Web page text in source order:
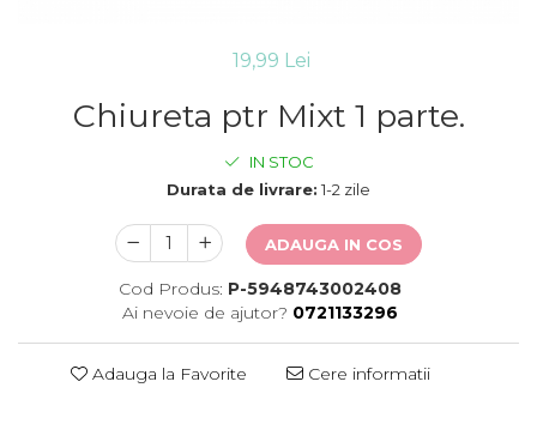
19,99 Lei
Chiureta ptr Mixt 1 parte.
IN STOC
Durata de livrare: 1-2 zile
ADAUGA IN COS
Cod Produs: P-5948743002408
Ai nevoie de ajutor? 0721133296
Adauga la Favorite Cere informatii